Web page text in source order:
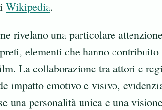
Wikipedia.
rivelano una particolare
elementi che hanno
La collaborazione tra attori e
impatto emotivo e visivo,
una personalità unica e una